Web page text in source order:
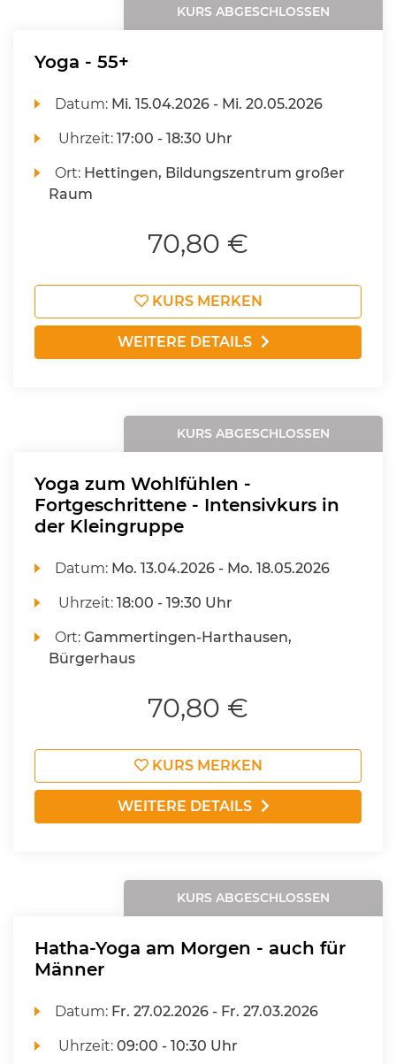
KURS ABGESCHLOSSEN
Yoga - 55+
Datum: Mi. 15.04.2026 - Mi. 20.05.2026
Uhrzeit:17:00 - 18:30 Uhr
Ort: Hettingen, Bildungszentrum großer
Raum
70,80 €
KURS MERKEN
WEITERE DETAILS
KURS ABGESCHLOSSEN
Yoga zum Wohlfühlen -
Fortgeschrittene - Intensivkurs in
der Kleingruppe
Datum: Mo. 13.04.2026 - Mo. 18.05.2026
Uhrzeit:18:00 - 19:30 Uhr
Ort:Gammertingen-Harthausen,
Bürgerhaus
70,80 €
KURS MERKEN
WEITERE DETAILS
KURS ABGESCHLOSSEN
Hatha-Yoga am Morgen - auch für
Männer
Datum: Fr. 27.02.2026 - Fr. 27.03.2026
Uhrzeit:09:00 - 10:30 Uhr